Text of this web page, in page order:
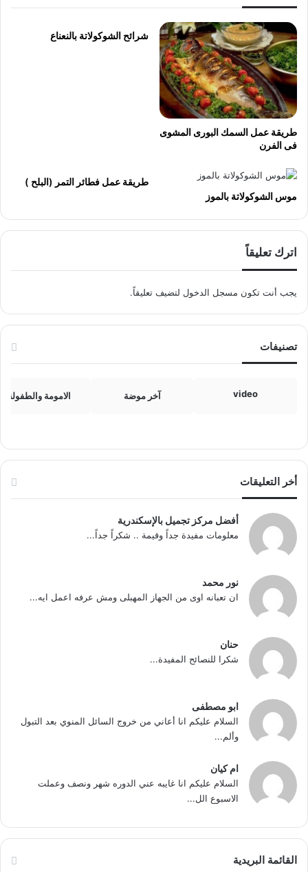
طريقة عمل السمك البورى المشوى
فى الفرن
شرائح الشوكولاتة بالنعناع
موس الشوكولاتة بالموز
طريقة عمل فطائر التمر (البلح )
اترك تعليقاً
يجب أنت تكون مسجل الدخول لتضيف تعليقاً.
تصنيفات
video آخر موضة الامومة والطفولة
أخر التعليقات
أفضل مركز تجميل بالإسكندرية
معلومات مفيدة جداً وقيمة .. شكراً جداً...
نور محمد
ان تعبانه اوى من الجهاز المهبلى ومش عرفه اعمل ايه...
حنان
شكرا للنصائح المفيدة...
ابو مصطفى
السلام عليكم انا أعاني من خروج السائل المنوي بعد التبول
وألم...
ام كيان
السلام عليكم انا غايبه عني الدوره شهر ونصف وعملت
الاسبوع الل...
القائمة البريدية